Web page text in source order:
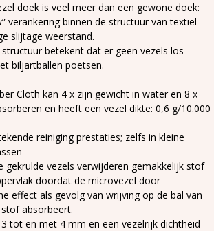
doek is veel meer dan een gewone doek:
verankering binnen de structuur van textiel
slijtage weerstand.
betekent dat er geen vezels los
biljartballen poetsen.
Cloth kan 4 x zijn gewicht in water en 8 x
en heeft een vezel dikte: 0,6 g/10.000
reiniging prestaties; zelfs in kleine
gekrulde vezels verwijderen gemakkelijk stof
doordat de microvezel door
effect als gevolg van wrijving op de bal van
absorbeert.
tot en met 4 mm en een vezelrijk dichtheid